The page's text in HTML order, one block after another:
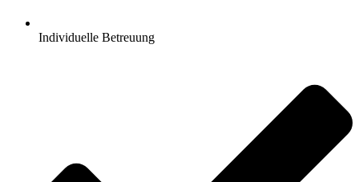
Individuelle Betreuung